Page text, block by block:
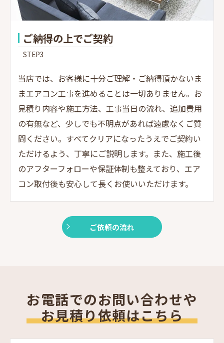
ご納得の上でご契約
STEP3
当店では、お客様に十分ご理解・ご納得頂かないま
まエアコン工事を進めることは一切ありません。お
見積り内容や施工方法、工事当日の流れ、追加費用
の有無など、少しでも不明点があれば遠慮なくご質
問ください。すべてクリアになったうえでご契約い
ただけるよう、丁寧にご説明します。また、施工後
のアフターフォローや保証体制も整えており、エア
コン取付後も安心して長くお使いいただけます。
ご依頼の流れ
お電話でのお問い合わせや
お見積り依頼はこちら